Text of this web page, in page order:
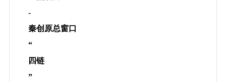
-
秦创原总窗口
“
四链
”